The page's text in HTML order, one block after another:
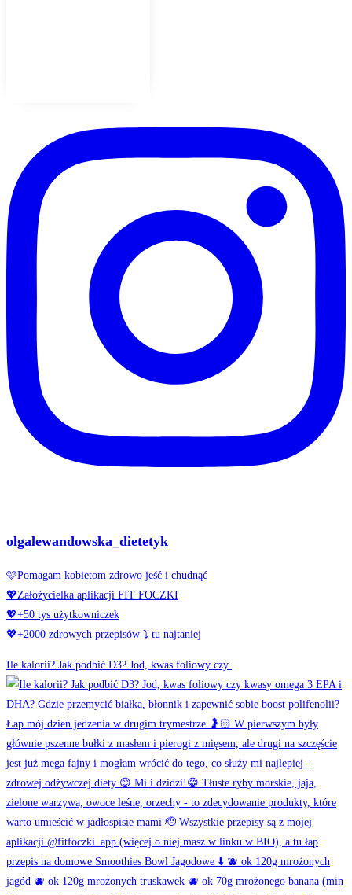
olgalewandowska_dietetyk
🩷Pomagam kobietom zdrowo jeść i chudnąć
💖Założycielka aplikacji FIT FOCZKI
💖+50 tys użytkowniczek
💖+2000 zdrowych przepisów ⤵️ tu najtaniej
Ile kalorii? Jak podbić D3? Jod, kwas foliowy czy